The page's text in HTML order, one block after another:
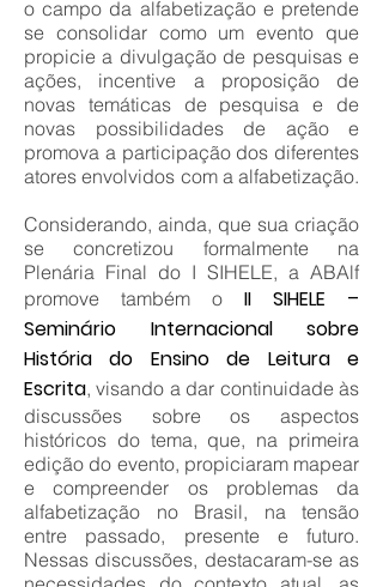
o campo da alfabetização e pretende
se consolidar como um evento que
propicie a divulgação de pesquisas e
ações, incentive a proposição de
novas temáticas de pesquisa e de
novas possibilidades de ação e
promova a participação dos diferentes
atores envolvidos com a alfabetização.
Considerando, ainda, que sua criação
se concretizou formalmente na
Plenária Final do I SIHELE, a ABAlf
promove também o II SIHELE –
Seminário Internacional sobre
História do Ensino de Leitura e
Escrita, visando a dar continuidade às
discussões sobre os aspectos
históricos do tema, que, na primeira
edição do evento, propiciaram mapear
e compreender os problemas da
alfabetização no Brasil, na tensão
entre passado, presente e futuro.
Nessas discussões, destacaram-se as